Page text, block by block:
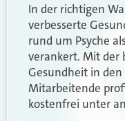
In der richtigen
verbesserte
rund um Psyche
verankert. Mit der
Gesundheit in den
Mitarbeitende
kostenfrei unter